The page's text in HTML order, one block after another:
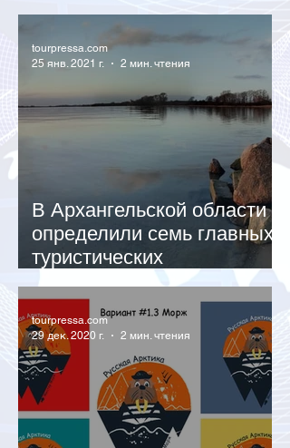
рекорд
В Архангельской области
определили семь главных
туристических
направлений
tourpressa.com
25 янв. 2021 г.
2 мин. чтения
tourpressa.com
29 дек. 2020 г.
2 мин. чтения